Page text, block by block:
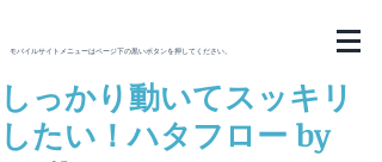
モバイルサイトメニューはページ下の黒いボタンを押してください。
しっかり動いてスッキリ
したい！ハタフロー by